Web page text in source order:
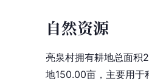
自然资源
亮泉村拥有耕地总面积
地150.00亩，主要用于